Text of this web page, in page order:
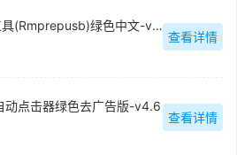
U盘低格工具(Rmprepusb)绿色中文-v2.1.744
查看详情
动点击器绿色去广告版-v4.6
查看详情